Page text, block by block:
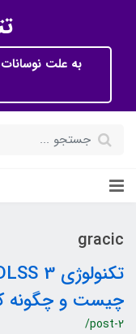
به علت
gracic
چیست و چگونه
/post-2